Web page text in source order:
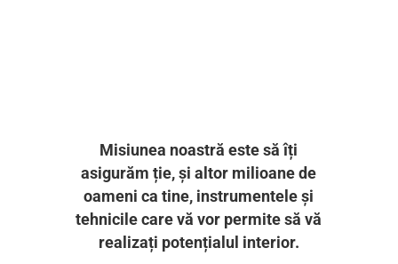
Misiunea noastră este să îți
asigurăm ție, și altor milioane de
oameni ca tine, instrumentele și
tehnicile care vă vor permite să vă
realizați potențialul interior.